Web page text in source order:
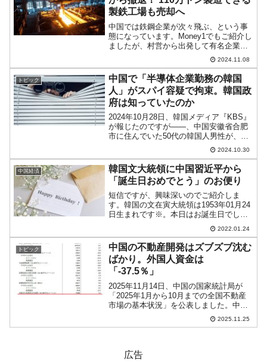
製鉄工場も売却へ
中国では鉄鋼企業が次々飛ぶ、という事
態になっています。Money1でもご紹介し
ましたが、村営から出発して有名企業に
まで発展した『東嶺集団』が2024年08月
に突然破綻しました。不動産市場が壊滅
して建設業の需要が減ったこと、またコ
スト高によっ...
2024.11.08
トピック
中国で「半導体企業勤務の韓国
人」がスパイ容疑で拘束。韓国政
府は知っていたのか
2024年10月28日、韓国メディア『KBS』
が報じたのですが――、中国安徽省合肥
市に住んでいた50代の韓国人男性が、反
スパイ法違反の疑いで今年05月に逮捕さ
れた。彼は以前、『サムスン電子』の半
導体部門に勤務していた経歴があり、中
国内の半導...
2024.10.30
中国経済
韓国文大統領に中国習近平から
「誕生日おめでとう」のお便り
短信ですが、興味深いのでご紹介しま
す。韓国の文在寅大統領は1953年01月24
日生まれです※。本日はお誕生日でし
た。韓国の青瓦台・大統領府は中国の習
近平総書記から「お祝いメッセージを盛
り込んだ書簡」が届いたことを明らかに
しました。以下がプレ...
2022.01.24
トピック
中国の不動産開発はズブズブ沈む
ばかり。外国人資金は
「-37.5％」
2025年11月14日、中国の国家統計局が
「2025年1月から10月までの全国不動産
市場の基本状況」を公表しました。中国
の不動産市況は沈んでいくばかり……と
いう状況を示していますのでご紹介しま
2025.11.25
広告